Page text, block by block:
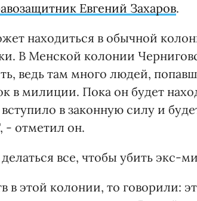
Евгений Захаров.
находиться в обычной
В Менской колонии
ведь там много людей,
в милиции. Пока он будет
в законную силу и
- отметил он.
все, чтобы убить экс-
в этой колонии, то говорили: